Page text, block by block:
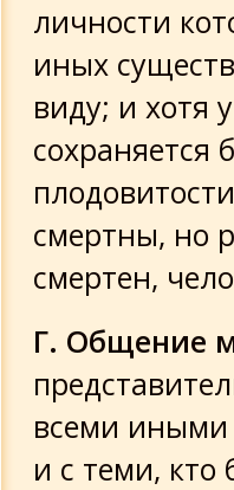
личности
иных
виду; и хотя
сохраняется
смертны, но
смертен,
Г. Общение
всеми иными
и с теми,